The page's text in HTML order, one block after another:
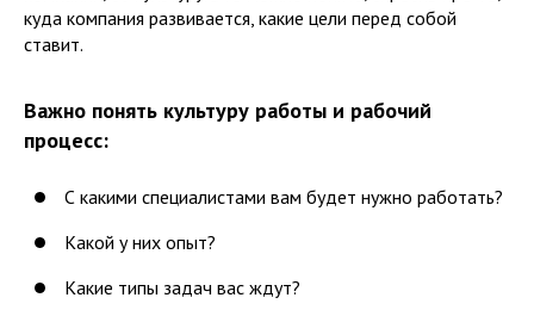
куда компания развивается, какие цели перед собой
ставит.
Важно понять культуру работы и рабочий
процесс:
С какими специалистами вам будет нужно работать?
Какой у них опыт?
Какие типы задач вас ждут?